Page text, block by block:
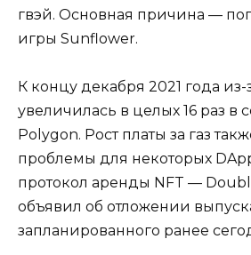
гвэй. Основная причина —
игры Sunflower.
К концу декабря 2021 года из-
увеличилась в целых 16 раз в
Polygon. Рост платы за газ
проблемы для некоторых
протокол аренды NFT —
объявил об отложении
запланированного ранее